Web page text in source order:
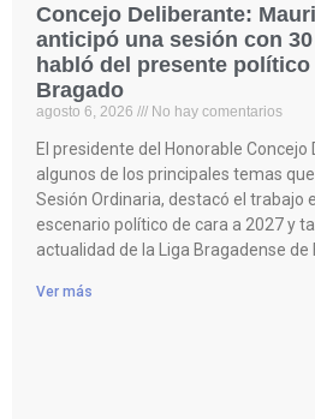
Concejo Deliberante:
anticipó una sesión con
habló del presente
Bragado
agosto 6, 2026 No hay comentarios
El presidente del Honorable
algunos de los principales temas
Sesión Ordinaria, destacó el trabajo
escenario político de cara a 2027 y
actualidad de la Liga Bragadense de
Ver más